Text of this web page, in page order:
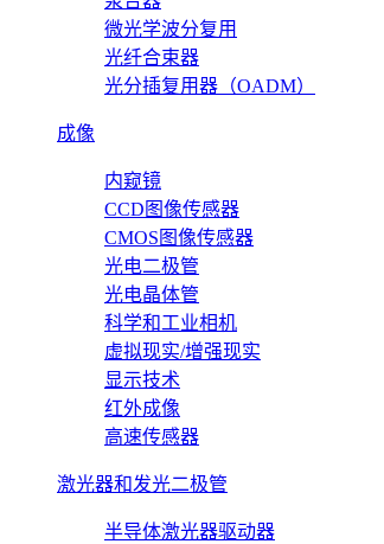
微光学波分复用
光纤合束器
光分插复用器（OADM）
成像
内窥镜
CCD图像传感器
CMOS图像传感器
光电二极管
光电晶体管
科学和工业相机
虚拟现实/增强现实
显示技术
红外成像
高速传感器
激光器和发光二极管
半导体激光器驱动器